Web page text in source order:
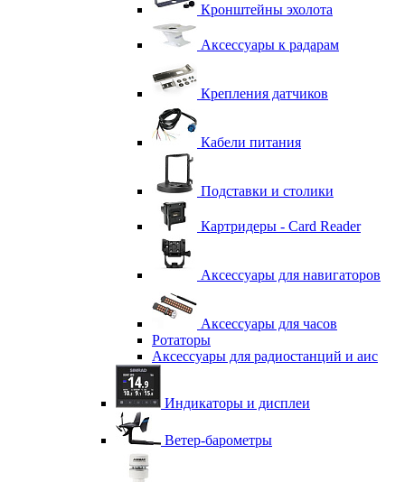
Кронштейны эхолота
Аксессуары к радарам
Крепления датчиков
Кабели питания
Подставки и столики
Картридеры - Card Reader
Аксессуары для навигаторов
Аксессуары для часов
Ротаторы
Аксессуары для радиостанций и аис
Индикаторы и дисплеи
Ветер-барометры